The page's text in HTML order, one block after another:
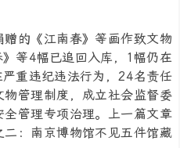
的《江南春》等画作致文物
等4幅已追回入库，1幅仍在
重违纪违法行为，24名责任
管理制度，成立社会监督委
管理专项治理。上一篇文章
二：南京博物馆不见五件馆藏